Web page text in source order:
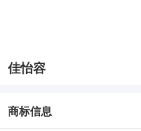
佳怡容
商标信息